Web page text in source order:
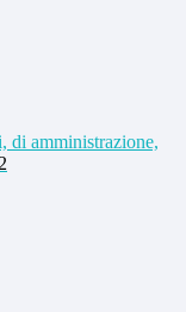
di amministrazione,
2